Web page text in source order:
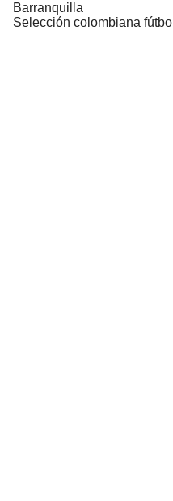
Barranquilla
Selección colombiana fútbol